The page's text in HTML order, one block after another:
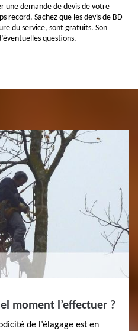
une demande de devis de votre
record. Sachez que les devis de BD
du service, sont gratuits. Son
questions.
moment l’effectuer ?
de l’élagage est en